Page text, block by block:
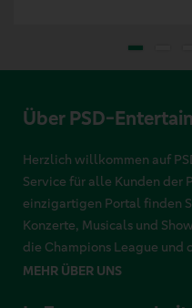
Über PSD-Entertain
Herzlich willkommen auf
Service für alle Kunden der
einzigartigen Portal finden
Konzerte, Musicals und
die Champions League und
MEHR ÜBER UNS